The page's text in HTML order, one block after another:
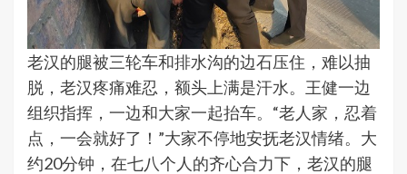
老汉的腿被三轮车和排水沟的边石压住，难以抽
脱，老汉疼痛难忍，额头上满是汗水。王健一边
组织指挥，一边和大家一起抬车。“老人家，忍着
点，一会就好了！”大家不停地安抚老汉情绪。大
约20分钟，在七八个人的齐心合力下，老汉的腿